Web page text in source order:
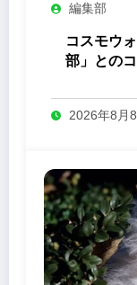
編集部
コスモウ
部」との
2026年8月